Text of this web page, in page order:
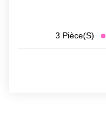
3 Pièce(s)